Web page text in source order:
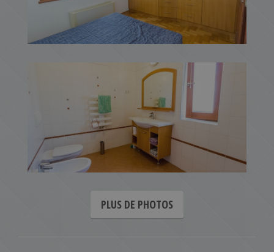
PLUS DE PHOTOS